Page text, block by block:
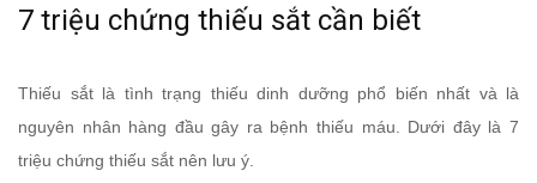
7 triệu chứng thiếu sắt cần biết
Thiếu sắt là tình trạng thiếu dinh dưỡng phổ biến nhất và là
nguyên nhân hàng đầu gây ra bệnh thiếu máu. Dưới đây là 7
triệu chứng thiếu sắt nên lưu ý.